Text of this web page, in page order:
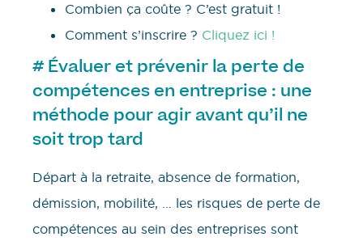
Combien ça coûte ? C’est gratuit !
Comment s’inscrire ? Cliquez ici !
# Évaluer et prévenir la perte de
compétences en entreprise : une
méthode pour agir avant qu’il ne
soit trop tard
Départ à la retraite, absence de formation,
démission, mobilité, … les risques de perte de
compétences au sein des entreprises sont